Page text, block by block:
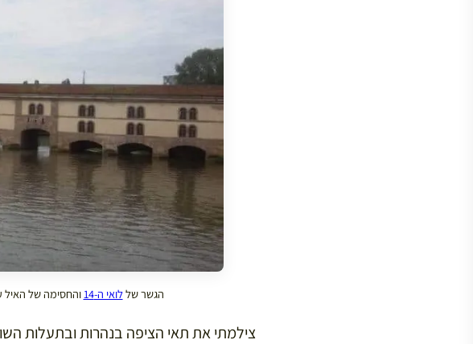
הגשר שללואי ה-14 והחסימה של האיל
צילמתי את תאי הציפה בנהרות ובתעלות